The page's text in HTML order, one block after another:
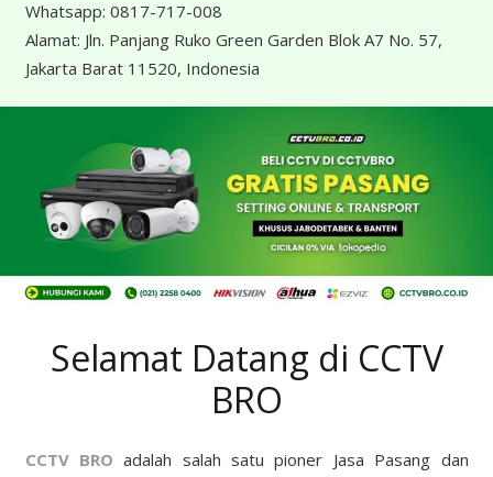
Whatsapp: 0817-717-008
Alamat: Jln. Panjang Ruko Green Garden Blok A7 No. 57,
Jakarta Barat 11520, Indonesia
Selamat Datang di CCTV
BRO
CCTV BRO adalah salah satu pioner Jasa Pasang dan